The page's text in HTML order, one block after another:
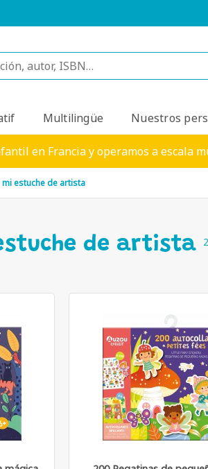
Multilingüe Nuestros
en Francia y operamos a escala
mi estuche de artista
de artista